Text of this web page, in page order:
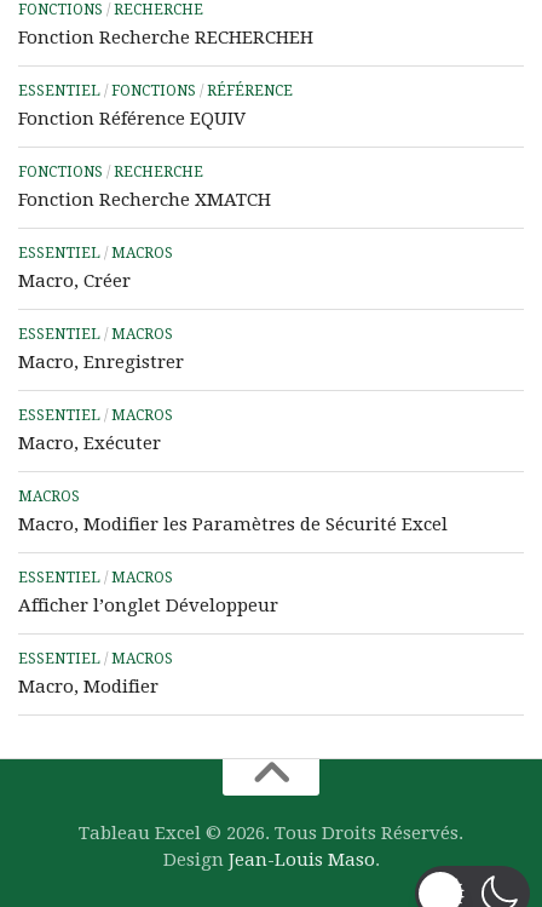
FONCTIONS / RECHERCHE
Fonction Recherche RECHERCHEH
ESSENTIEL / FONCTIONS / RÉFÉRENCE
Fonction Référence EQUIV
FONCTIONS / RECHERCHE
Fonction Recherche XMATCH
ESSENTIEL / MACROS
Macro, Créer
ESSENTIEL / MACROS
Macro, Enregistrer
ESSENTIEL / MACROS
Macro, Exécuter
MACROS
Macro, Modifier les Paramètres de Sécurité Excel
ESSENTIEL / MACROS
Afficher l’onglet Développeur
ESSENTIEL / MACROS
Macro, Modifier
Tableau Excel © 2026. Tous Droits Réservés.
Design Jean-Louis Maso.